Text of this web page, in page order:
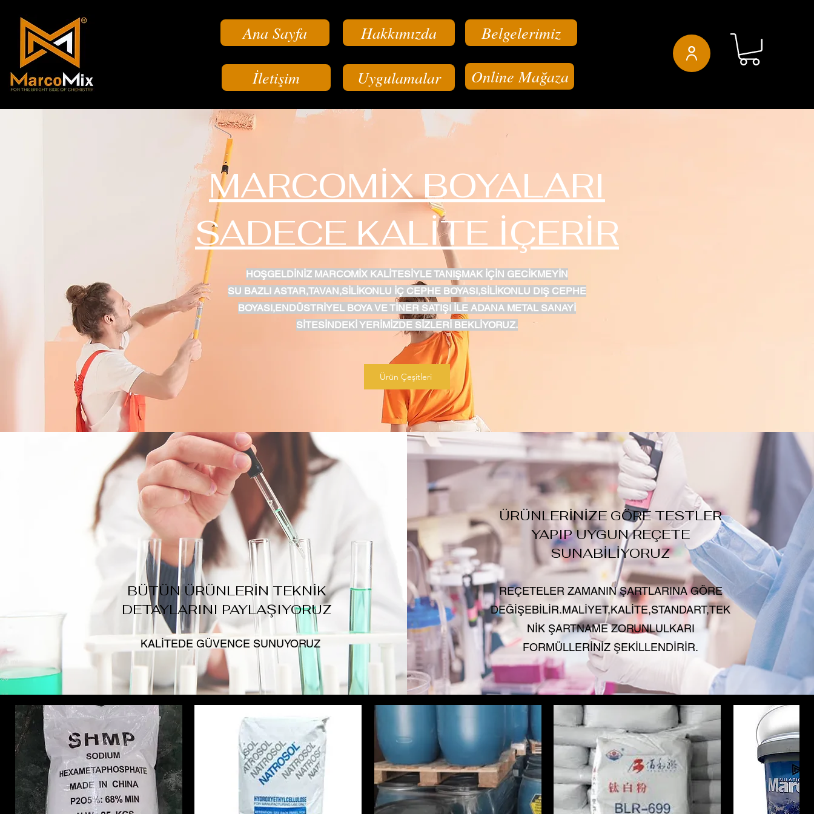
Ana Sayfa Hakkımızda Belgelerimiz
İletişim Uygulamalar Online Mağaza
MARCOMİX BOYALARI
SADECE KALİTE İÇERİR
HOŞGELDİNİZ MARCOMİX KALİTESİYLE TANIŞMAK İÇİN GECİKMEYİN
SU BAZLI ASTAR,TAVAN,SİLİKONLU İÇ CEPHE BOYASI,SİLİKONLU DIŞ CEPHE
BOYASI,ENDÜSTRİYEL BOYA VE TİNER SATIŞI İLE ADANA METAL SANAYİ
SİTESİNDEKİ YERİMİZDE SİZLERİ BEKLİYORUZ.
Ürün Çeşitleri
BÜTÜN ÜRÜNLERİN TEKNİK
DETAYLARINI PAYLAŞIYORUZ
KALİTEDE GÜVENCE SUNUYORUZ
ÜRÜNLERİNİZE GÖRE TESTLER
YAPIP UYGUN REÇETE
SUNABİLİYORUZ
REÇETELER ZAMANIN ŞARTLARINA GÖRE
DEĞİŞEBİLİR.MALİYET,KALİTE,STANDART,TEK
NİK ŞARTNAME ZORUNLULKARI
FORMÜLLERİNİZ ŞEKİLLENDİRİR.